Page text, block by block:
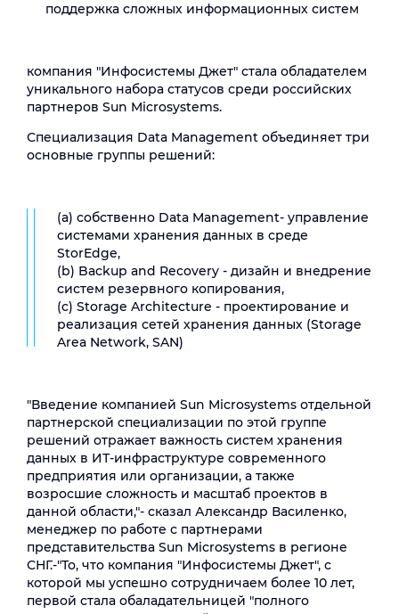
поддержка сложных информационных систем
компания "Инфосистемы Джет" стала обладателем
уникального набора статусов среди российских
партнеров Sun Microsystems.
Специализация Data Management объединяет три
основные группы решений:
(a) собственно Data Management- управление
системами хранения данных в среде
StorEdge,
(b) Backup and Recovery - дизайн и внедрение
систем резервного копирования,
(c) Storage Architecture - проектирование и
реализация сетей хранения данных (Storage
Area Network, SAN)
"Введение компанией Sun Microsystems отдельной
партнерской специализации по этой группе
решений отражает важность систем хранения
данных в ИТ-инфраструктуре современного
предприятия или организации, а также
возросшие сложность и масштаб проектов в
данной области,"- сказал Александр Василенко,
менеджер по работе с партнерами
представительства Sun Microsystems в регионе
СНГ.-"То, что компания "Инфосистемы Джет", с
которой мы успешно сотрудничаем более 10 лет,
первой стала обаладательницей "полного